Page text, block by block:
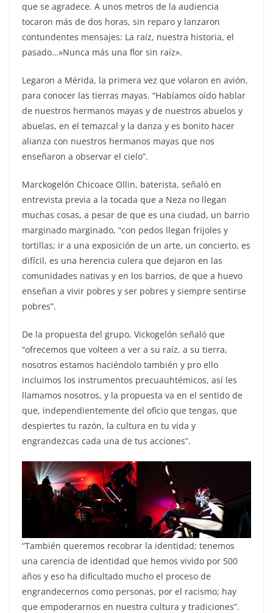
que se agradece. A unos metros de la audiencia
tocaron más de dos horas, sin reparo y lanzaron
contundentes mensajes: La raíz, nuestra historia, el
pasado…»Nunca más una flor sin raíz».
Legaron a Mérida, la primera vez que volaron en avión,
para conocer las tierras mayas. “Habíamos oído hablar
de nuestros hermanos mayas y de nuestros abuelos y
abuelas, en el temazcal y la danza y es bonito hacer
alianza con nuestros hermanos mayas que nos
enseñaron a observar el cielo”.
Marckogelón Chicoace Ollin, baterista, señaló en
entrevista previa a la tocada que a Neza no llegan
muchas cosas, a pesar de que es una ciudad, un barrio
marginado marginado, “con pedos llegan frijoles y
tortillas; ir a una exposición de un arte, un concierto, es
difícil, es una herencia culera que dejaron en las
comunidades nativas y en los barrios, de que a huevo
enseñan a vivir pobres y ser pobres y siempre sentirse
pobres”.
De la propuesta del grupo, Vickogelón señaló que
“ofrecemos que volteen a ver a su raíz, a su tierra,
nosotros estamos haciéndolo también y pro ello
incluimos los instrumentos precuauhtémicos, así les
llamamos nosotros, y la propuesta va en el sentido de
que, independientemente del oficio que tengas, que
despiertes tu razón, la cultura en tu vida y
engrandezcas cada una de tus acciones”.
“También queremos recobrar la identidad; tenemos
una carencia de identidad que hemos vivido por 500
años y eso ha dificultado mucho el proceso de
engrandecernos como personas, por el racismo; hay
que empoderarnos en nuestra cultura y tradiciones”.